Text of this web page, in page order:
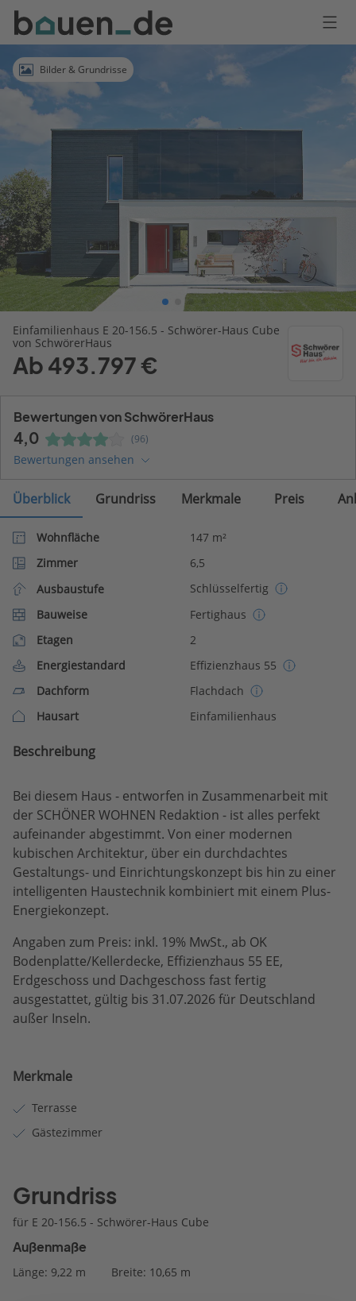
Bauen
Logo
AnmeldenBilder & Grundrisse
Einfamilienhaus E 20-156.5 - Schwörer-Haus Cube
von SchwörerHaus
Ab 493.797 €
Bewertungen von SchwörerHaus
4,0 (96)
Bewertungen ansehen
Überblick Grundriss Merkmale Preis
Wohnfläche
147 m²
Zimmer
6,5
Ausbaustufe
Schlüsselfertig
Bauweise
Fertighaus
Etagen
2
Energiestandard
Effizienzhaus 55
Dachform
Flachdach
Hausart
Einfamilienhaus
Beschreibung
Bei diesem Haus - entworfen in Zusammenarbeit mit
der SCHÖNER WOHNEN Redaktion - ist alles perfekt
aufeinander abgestimmt. Von einer modernen
kubischen Architektur, über ein durchdachtes
Gestaltungs- und Einrichtungskonzept bis hin zu einer
intelligenten Haustechnik kombiniert mit einem Plus-
Energiekonzept.
Angaben zum Preis: inkl. 19% MwSt., ab OK
Bodenplatte/Kellerdecke, Effizienzhaus 55 EE,
Erdgeschoss und Dachgeschoss fast fertig
ausgestattet, gültig bis 31.07.2026 für Deutschland
außer Inseln.
Merkmale
Terrasse
Gästezimmer
Grundriss
für E 20-156.5 - Schwörer-Haus Cube
Außenmaße
Länge: 9,22 m Breite: 10,65 m